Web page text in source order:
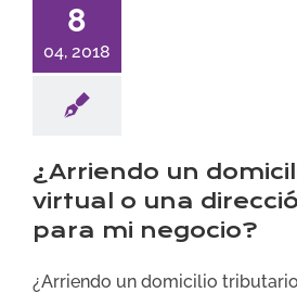
8
04, 2018
¿Arriendo un
virtual o una
para mi negocio?
¿Arriendo un domicilio